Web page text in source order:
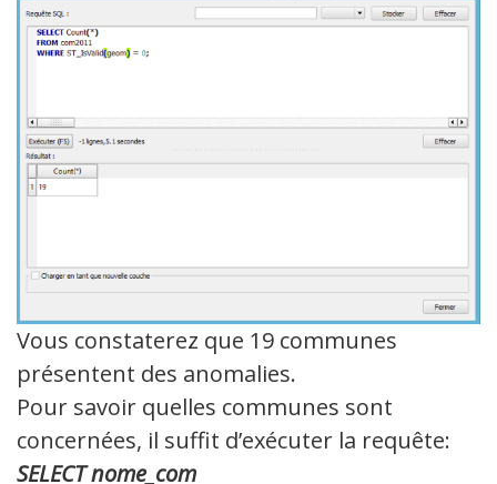
Vous constaterez que 19 communes
présentent des anomalies.
Pour savoir quelles communes sont
concernées, il suffit d’exécuter la requête:
SELECT nome_com